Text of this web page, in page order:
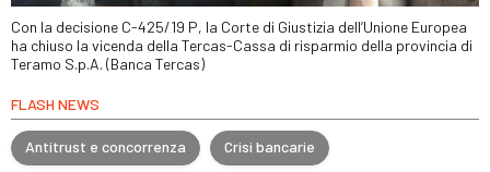
Con la decisione C-425/19 P, la Corte di Giustizia dell’Unione Europea
ha chiuso la vicenda della Tercas-Cassa di risparmio della provincia di
Teramo S.p.A. (Banca Tercas)
FLASH NEWS
Antitrust e concorrenza Crisi bancarie